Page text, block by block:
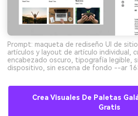
Prompt: maqueta de rediseño UI de
artículos y layout de artículo individual,
encabezado oscuro, tipografía legible,
dispositivo, sin escena de fondo --ar
Crea Visuales De Paletas
Gratis